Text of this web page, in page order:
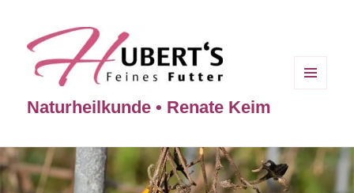
Naturheilkunde • Renate Keim